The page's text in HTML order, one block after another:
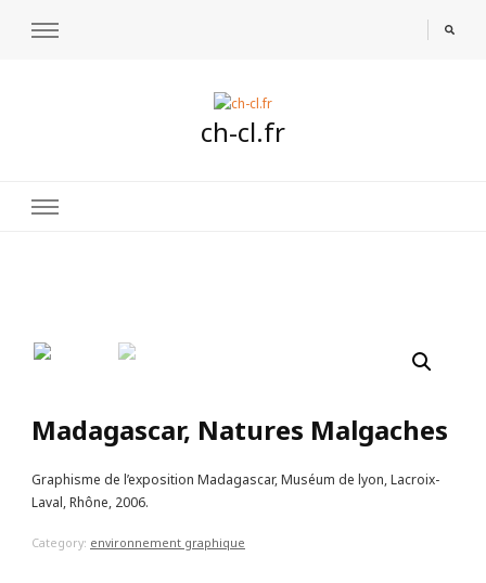
ch-cl.fr
Madagascar, Natures Malgaches
Graphisme de l’exposition Madagascar, Muséum de lyon, Lacroix-
Laval, Rhône, 2006.
Category: environnement graphique